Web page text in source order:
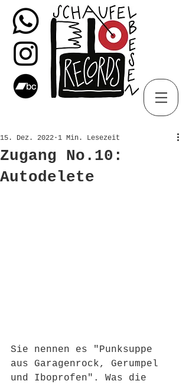
Zugang No.10:
Autodelete
15. Dez. 2022 1 Min. Lesezeit
Sie nennen es "Punksuppe
aus Garagenrock, Gerumpel
und Iboprofen". Was die